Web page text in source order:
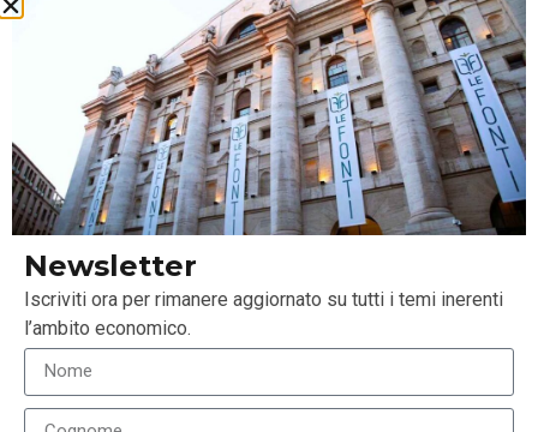
Newsletter
Iscriviti ora per rimanere aggiornato su tutti i temi inerenti
l’ambito economico.